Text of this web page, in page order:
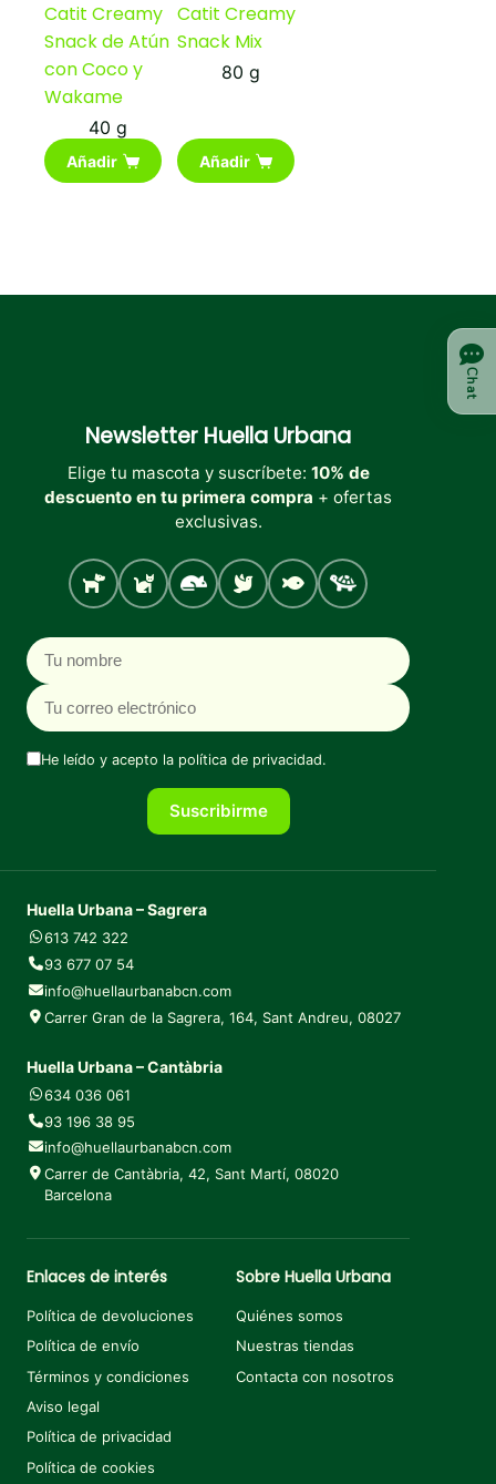
Catit Creamy
Snack de Atún
con Coco y
Wakame
40 g
Añadir
Catit Creamy
Snack Mix
80 g
Añadir
Newsletter Huella Urbana
Elige tu mascota y suscríbete: 10% de
descuento en tu primera compra + ofertas
exclusivas.
Perro Gato Roedores
Aves PecesTortugas
Nombre
Correo electrónico
He leído y acepto la política de privacidad.
Suscribirme
Huella Urbana – Sagrera
613 742 322
93 677 07 54
info@huellaurbanabcn.com
Carrer Gran de la Sagrera, 164, Sant Andreu, 08027
Huella Urbana – Cantàbria
634 036 061
93 196 38 95
info@huellaurbanabcn.com
Carrer de Cantàbria, 42, Sant Martí, 08020
Barcelona
Enlaces de interés
Política de devoluciones
Política de envío
Términos y condiciones
Aviso legal
Política de privacidad
Política de cookies
Sobre Huella Urbana
Quiénes somos
Nuestras tiendas
Contacta con nosotros
Chat